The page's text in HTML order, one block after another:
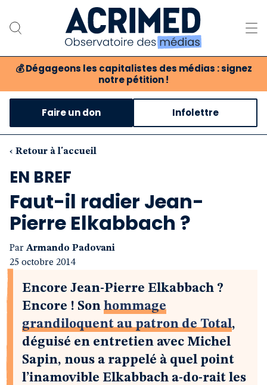
💰 Dégageons les capitalistes des médias : signez
notre pétition !
Notre association
Notre critique des médias
Nos propositions
Boutique
Faire un don Infolettre
‹ Retour à l'accueil
EN BREF
Faut-il radier Jean-
Pierre Elkabbach ?
Par Armando Padovani
25 octobre 2014
Encore Jean-Pierre Elkabbach ?
Encore ! Son hommage
grandiloquent au patron de Total,
déguisé en entretien avec Michel
Sapin, nous a rappelé à quel point
l’inamovible Elkabbach a-do-rait les